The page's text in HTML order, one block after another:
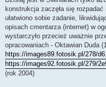
konstrukcja zaczęła się
ułatwiono sobie zadanie,
opisach cmentarza (internet) w
wystarczyło przecież uważnie
opracowaniach - Oktawian Duda
https://images89.fotosik.pl/278/
https://images92.fotosik.pl/279/
(rok 2004)